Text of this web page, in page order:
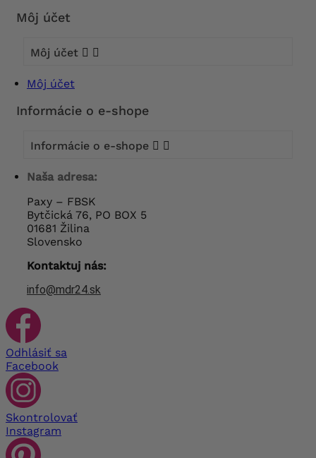
Môj účet
Môj účet  
Môj účet
Informácie o e-shope
Informácie o e-shope  
Naša adresa:
Paxy – FBSK
Bytčická 76, PO BOX 5
01681 Žilina
Slovensko
Kontaktuj nás:
info@mdr24.sk
Odhlásiť sa
Facebook
Skontrolovať
Instagram